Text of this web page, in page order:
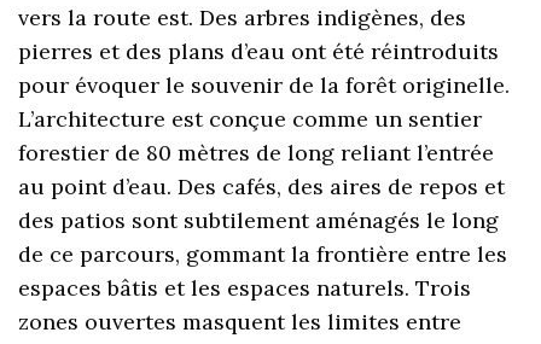
vers la route est. Des arbres indigènes, des
pierres et des plans d’eau ont été réintroduits
pour évoquer le souvenir de la forêt originelle.
L’architecture est conçue comme un sentier
forestier de 80 mètres de long reliant l’entrée
au point d’eau. Des cafés, des aires de repos et
des patios sont subtilement aménagés le long
de ce parcours, gommant la frontière entre les
espaces bâtis et les espaces naturels. Trois
zones ouvertes masquent les limites entre